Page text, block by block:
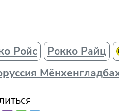
Ройс
Рокко Райц